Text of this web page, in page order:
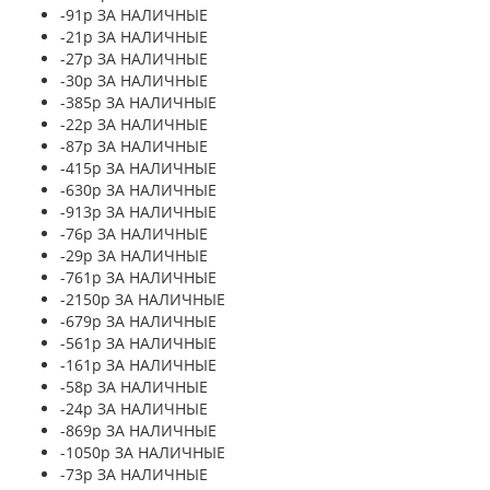
-91р ЗА НАЛИЧНЫЕ
-21р ЗА НАЛИЧНЫЕ
-27р ЗА НАЛИЧНЫЕ
-30р ЗА НАЛИЧНЫЕ
-385р ЗА НАЛИЧНЫЕ
-22р ЗА НАЛИЧНЫЕ
-87р ЗА НАЛИЧНЫЕ
-415р ЗА НАЛИЧНЫЕ
-630р ЗА НАЛИЧНЫЕ
-913р ЗА НАЛИЧНЫЕ
-76р ЗА НАЛИЧНЫЕ
-29р ЗА НАЛИЧНЫЕ
-761р ЗА НАЛИЧНЫЕ
-2150р ЗА НАЛИЧНЫЕ
-679р ЗА НАЛИЧНЫЕ
-561р ЗА НАЛИЧНЫЕ
-161р ЗА НАЛИЧНЫЕ
-58р ЗА НАЛИЧНЫЕ
-24р ЗА НАЛИЧНЫЕ
-869р ЗА НАЛИЧНЫЕ
-1050р ЗА НАЛИЧНЫЕ
-73р ЗА НАЛИЧНЫЕ